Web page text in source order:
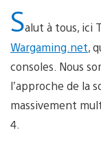
Salut à tous, ici
Wargaming.net,
consoles. Nous
l’approche de la
massivement
4.